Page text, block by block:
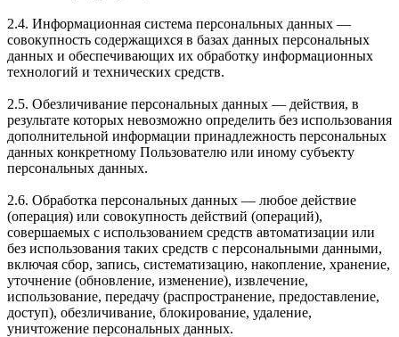
2.4. Информационная система персональных данных —
совокупность содержащихся в базах данных персональных
данных и обеспечивающих их обработку информационных
технологий и технических средств.
2.5. Обезличивание персональных данных — действия, в
результате которых невозможно определить без использования
дополнительной информации принадлежность персональных
данных конкретному Пользователю или иному субъекту
персональных данных.
2.6. Обработка персональных данных — любое действие
(операция) или совокупность действий (операций),
совершаемых с использованием средств автоматизации или
без использования таких средств с персональными данными,
включая сбор, запись, систематизацию, накопление, хранение,
уточнение (обновление, изменение), извлечение,
использование, передачу (распространение, предоставление,
доступ), обезличивание, блокирование, удаление,
уничтожение персональных данных.